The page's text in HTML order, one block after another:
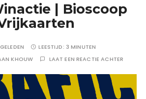
| Bioscoop
LEESTIJD: 3 MINUTEN
KHOUW LAAT EEN REACTIE ACHTER